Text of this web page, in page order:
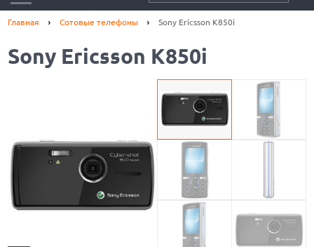
Главная Сотовые телефоны Sony Ericsson K850i
Sony Ericsson K850i